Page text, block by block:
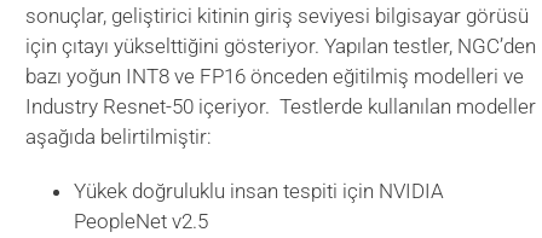
sonuçlar, geliştirici kitinin giriş seviyesi bilgisayar görüsü
için çıtayı yükselttiğini gösteriyor. Yapılan testler, NGC’den
bazı yoğun INT8 ve FP16 önceden eğitilmiş modelleri ve
Industry Resnet-50 içeriyor. Testlerde kullanılan modeller
aşağıda belirtilmiştir:
Yükek doğruluklu insan tespiti için NVIDIA
PeopleNet v2.5